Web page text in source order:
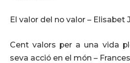
El valor del no valor – Elisabet
Cent valors per a una vida
seva acció en el món –